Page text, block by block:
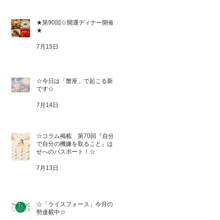
★第90回☆開運ディナー開催
★
7月15日
☆今日は「蟹座」で起こる新月
です☆
7月14日
☆コラム掲載 第70回『自分
で自分の機嫌を取ること』は幸
せへのパスポート！☆
7月13日
☆「ライスフォース」今月の運
勢連載中☆